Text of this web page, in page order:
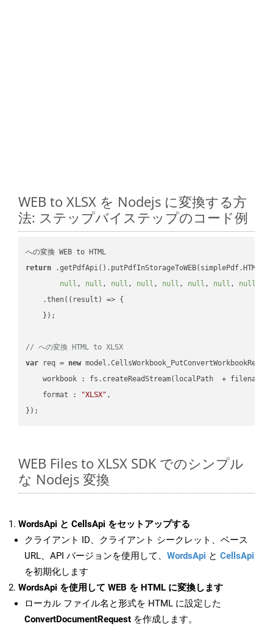
WEB to XLSX を Nodejs に変換する方
法: ステップバイステップのコード例
return
null , null , null , null , null , null , null , null
    .then(
( result ) => {
    });
// への変換 HTML to XLSX
var req = new
workbook : fs.createReadStream(localPath  + filename
format : "XLSX" ,
WEB Files to XLSX SDK でのシンプル
な Nodejs 変換
WordsApi と CellsApi をセットアップする
クライアント ID、クライアント シークレット、ベース
URL、API バージョンを使用して、 WordsApi と CellsApi
を初期化します
WordsApi を使用して WEB を HTML に変換します
ローカル ファイル名と形式を HTML に設定した
ConvertDocumentRequest を作成します。